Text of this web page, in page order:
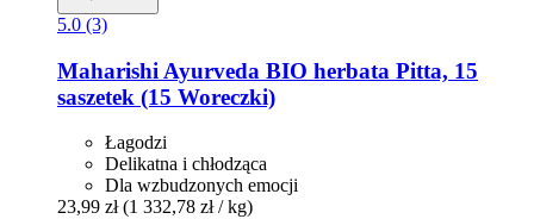
5.0 (3)
Maharishi Ayurveda BIO herbata Pitta, 15
saszetek (15 Woreczki)
Łagodzi
Delikatna i chłodząca
Dla wzbudzonych emocji
23,99 zł (1 332,78 zł / kg)